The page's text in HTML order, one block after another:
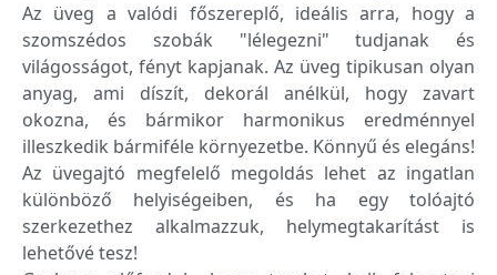
Az üveg a valódi főszereplő, ideális arra, hogy a
szomszédos szobák "lélegezni" tudjanak és
világosságot, fényt kapjanak. Az üveg tipikusan olyan
anyag, ami díszít, dekorál anélkül, hogy zavart
okozna, és bármikor harmonikus eredménnyel
illeszkedik bármiféle környezetbe. Könnyű és elegáns!
Az üvegajtó megfelelő megoldás lehet az ingatlan
különböző helyiségeiben, és ha egy tolóajtó
szerkezethez alkalmazzuk, helymegtakarítást is
lehetővé tesz!